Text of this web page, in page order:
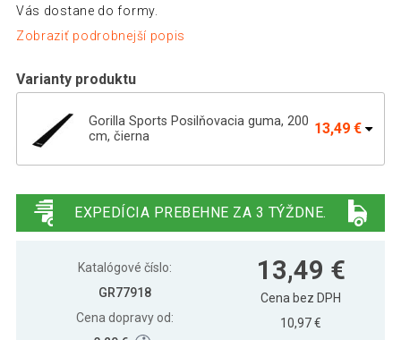
Vás dostane do formy.
Zobraziť podrobnejší popis
Varianty produktu
Gorilla Sports Posilňovacia guma, 200
cm, čierna
13,49 €
cm, červená
ružová
7,49 €
Gorilla Sports Posilňovacia guma, 200 cm,
EXPEDÍCIA PREBEHNE ZA 3 TÝŽDNE.
Katalógové číslo:
GR77918
Cena dopravy od:
13,49 €
Cena bez DPH
10,97 €